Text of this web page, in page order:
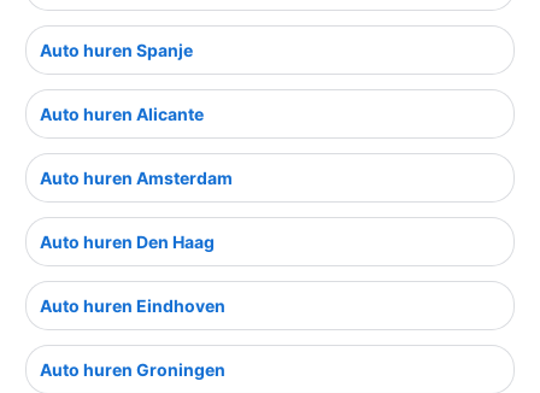
Auto huren Spanje
Auto huren Alicante
Auto huren Amsterdam
Auto huren Den Haag
Auto huren Eindhoven
Auto huren Groningen